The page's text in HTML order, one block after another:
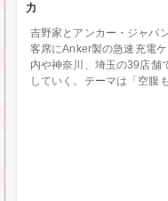
力
吉野家とアンカー・ジャパ
客席にAnker製の急速充電
内や神奈川、埼玉の39店舗
していく。テーマは「空腹